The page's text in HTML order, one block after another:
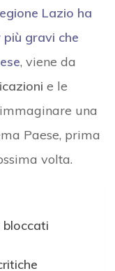
Lazio ha
gravi che
, viene da
e le
una
Paese, prima
volta.